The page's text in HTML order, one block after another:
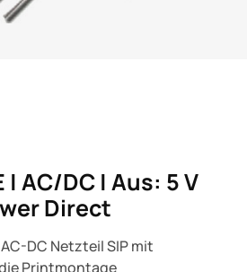
| AC/DC | Aus: 5 V
Direct
DC Netzteil SIP mit
Printmontage